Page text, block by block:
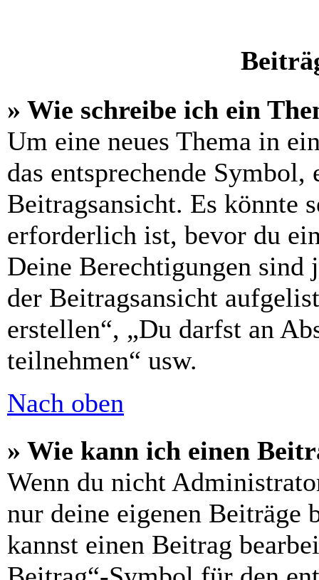
» Wie schreibe ich ein
Um eine neues Thema in
das entsprechende
Beitragsansicht. Es könnte
erforderlich ist, bevor du
Deine Berechtigungen sind
der Beitragsansicht
erstellen“, „Du darfst an
teilnehmen“ usw.
Nach oben
» Wie kann ich einen
Wenn du nicht
nur deine eigenen Beiträge
kannst einen Beitrag